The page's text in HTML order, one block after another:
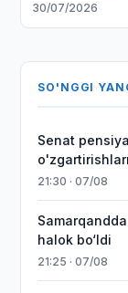
30/07/2026
SO'NGGI
Senat
21:30 · 07/08
halok bo‘ldi
21:25 · 07/08